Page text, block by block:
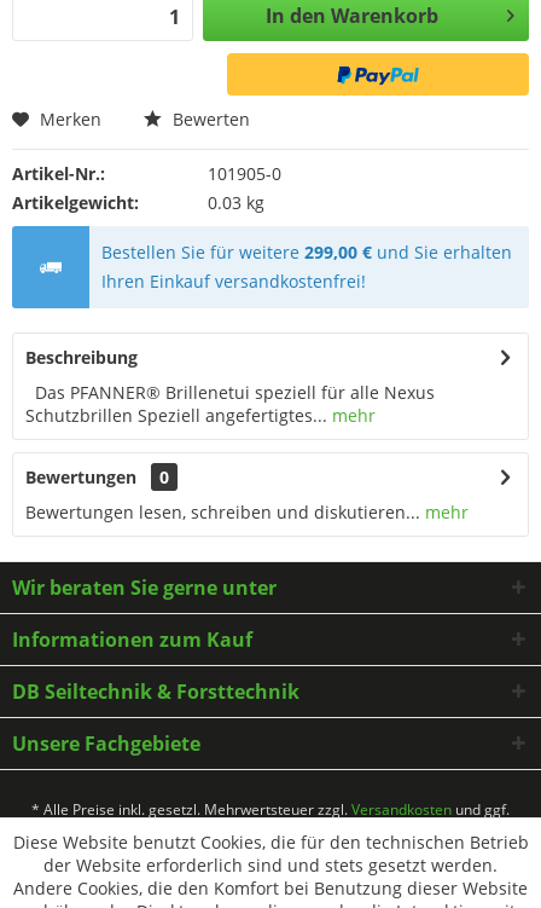
In den Warenkorb
Merken Bewerten
Artikel-Nr.:
101905-0
Artikelgewicht:
0.03 kg
Bestellen Sie für weitere299,00 € und Sie erhalten
Ihren Einkauf versandkostenfrei!
Beschreibung
Das PFANNER® Brillenetui speziell für alle Nexus
Schutzbrillen Speziell angefertigtes... mehr
Bewertungen
0
Bewertungen lesen, schreiben und diskutieren... mehr
Wir beraten Sie gerne unter
Informationen zum Kauf
DB Seiltechnik & Forsttechnik
Unsere Fachgebiete
* Alle Preise inkl. gesetzl. Mehrwertsteuer zzgl.Versandkosten und ggf.
Nachnahmegebühren, wenn nicht anders beschrieben
Diese Website benutzt Cookies, die für den technischen Betrieb
der Website erforderlich sind und stets gesetzt werden.
Andere Cookies, die den Komfort bei Benutzung dieser Website